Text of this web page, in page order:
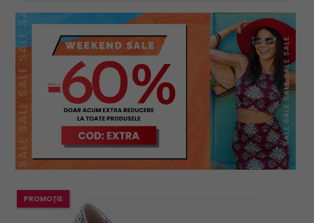
PROMOȚIE